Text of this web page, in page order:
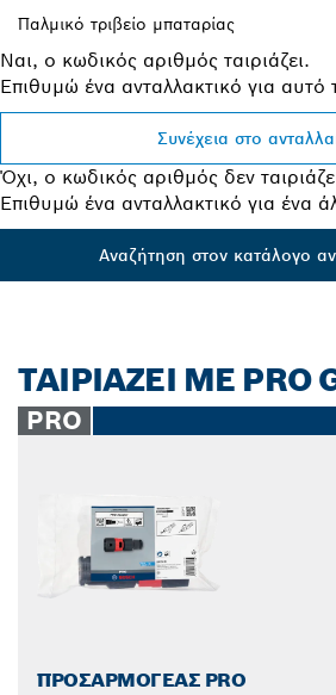
Παλμικό τριβείο μπαταρίας
Ναι, ο κωδικός αριθμός ταιριάζει.
Επιθυμώ ένα ανταλλακτικό για αυτό
Συνέχεια στο
Όχι, ο κωδικός αριθμός δεν
Επιθυμώ ένα ανταλλακτικό για ένα
Αναζήτηση στον κατάλογο
ΤΑΙΡΙΑΖΕΙ ΜΕ PRO
PRO
ΠΡΟΣΑΡΜΟΓΈΑΣ PRO